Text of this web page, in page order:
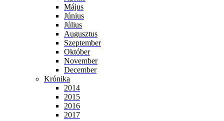
Május
Június
Július
Augusztus
Szeptember
Október
November
December
Krónika
2014
2015
2016
2017